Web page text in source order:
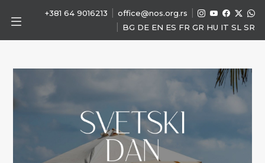
+381 64 9016213 office@nos.org.rs
BG DE EN ES FR GR HU IT SL SR